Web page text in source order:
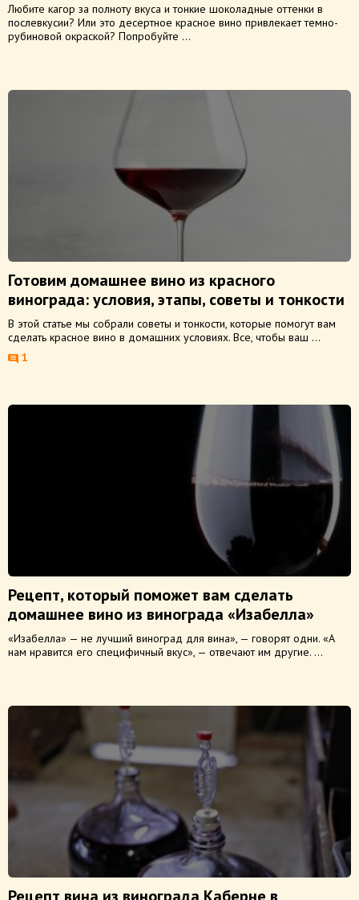
Любите кагор за полноту вкуса и тонкие шоколадные оттенки в
послевкусии? Или это десертное красное вино привлекает темно-
рубиновой окраской? Попробуйте ...
Готовим домашнее вино из красного
винограда: условия, этапы, советы и тонкости
В этой статье мы собрали советы и тонкости, которые помогут вам
сделать красное вино в домашних условиях. Все, чтобы ваш ...
1
Рецепт, который поможет вам сделать
домашнее вино из винограда «Изабелла»
«Изабелла» — не лучший виноград для вина», — говорят одни. «А
нам нравится его специфичный вкус», — отвечают им другие. ...
Рецепт вина из винограда Каберне в